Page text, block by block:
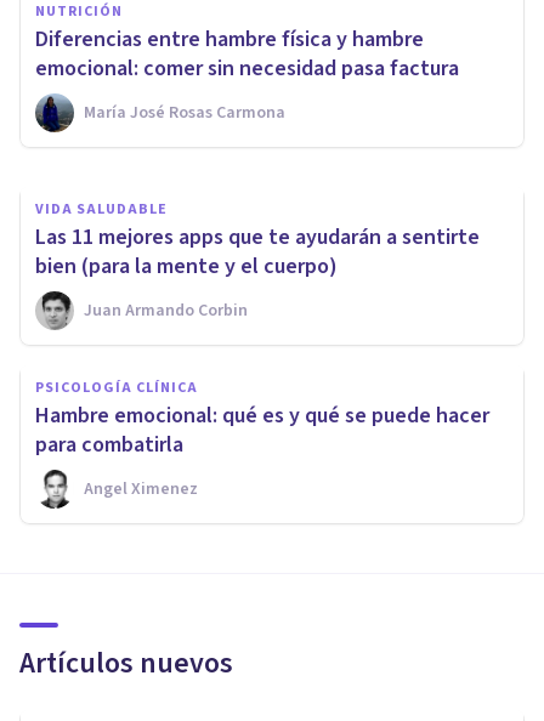
NUTRICIÓN
Diferencias entre hambre física y hambre
emocional: comer sin necesidad pasa factura
María José Rosas Carmona
El hambre fisiológica contra el
hambre emocional
4eat
VIDA SALUDABLE
Las 11 mejores apps que te ayudarán a sentirte
bien (para la mente y el cuerpo)
Juan Armando Corbin
PSICOLOGÍA CLÍNICA
Hambre emocional: qué es y qué se puede hacer
para combatirla
Angel Ximenez
Artículos nuevos